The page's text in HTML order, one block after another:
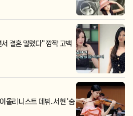
결혼 말렸다" 깜짝 고백
올리니스트 데뷔..서현 '숨